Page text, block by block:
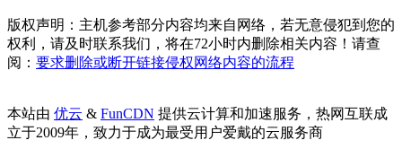
版权声明：主机参考部分内容均来自网络，若无意侵犯到您的
权利，请及时联系我们，将在72小时内删除相关内容！请查
阅： 要求删除或断开链接侵权网络内容的流程
本站由 优云 & FunCDN 提供云计算和加速服务，热网互联成
立于2009年，致力于成为最受用户爱戴的云服务商